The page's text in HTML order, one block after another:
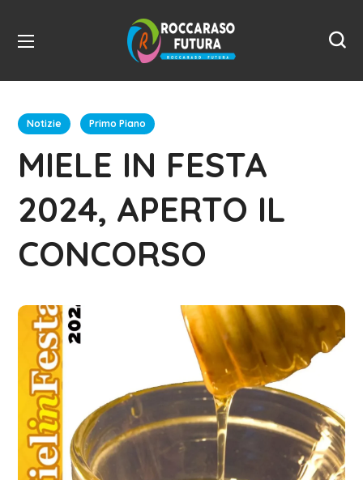
Notizie Primo Piano
MIELE IN FESTA
2024, APERTO IL
CONCORSO